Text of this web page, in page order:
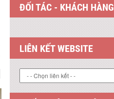
ĐỐI TÁC - KHÁCH HÀNG
LIÊN KẾT WEBSITE